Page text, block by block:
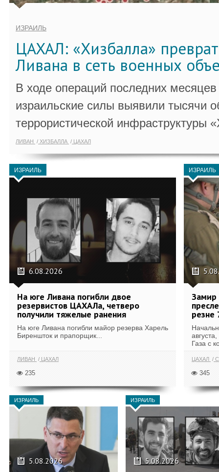
ИЗРАИЛЬ
ЦАХАЛ: «Хизбалла»
Ливана в сеть военных
В ходе операций последних
израильские силы выявили тысячи
террористической инфраструктуры
ЛИВАН ХИЗБАЛЛА ЦАХАЛ
ИЗРАИЛЬ
6.08.2026
На юге Ливана погибли двое
резервистов ЦАХАЛа, четверо
получили тяжелые ранения
На юге Ливана погибли майор резерва Харель
Биреншток и прапорщик...
ЛИВАН ЦАХАЛ
235
ИЗРАИЛЬ
Замир
резне
Газа с
ЦАХАЛ
345
ИЗРАИЛЬ
5.08.2026
ИЗРАИЛЬ
5.08.2026